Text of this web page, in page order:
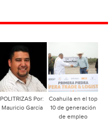
POLITRIZAS Por:
Mauricio García
Coahuila en el top
10 de generación
de empleo